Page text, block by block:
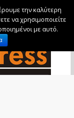
την καλύτερη
να χρησιμοποιείτε
με αυτό.